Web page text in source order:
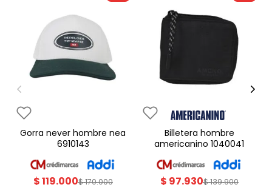
gorra never hombre nea
6910143
$119.000$170.000
billetera hombre
americanino 1040041
$ 97.930$139.900